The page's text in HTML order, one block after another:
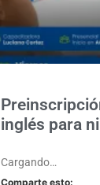
inglés para
Cargando…
Comparte esto: